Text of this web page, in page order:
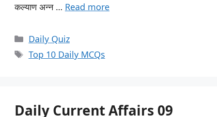
कल्याण अन्न … Read more
Daily Quiz
Top 10 Daily MCQs
Daily Current Affairs 09